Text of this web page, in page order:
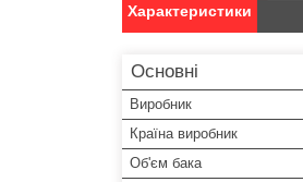
Характеристики
Основні
Виробник
Країна виробник
Об'єм бака